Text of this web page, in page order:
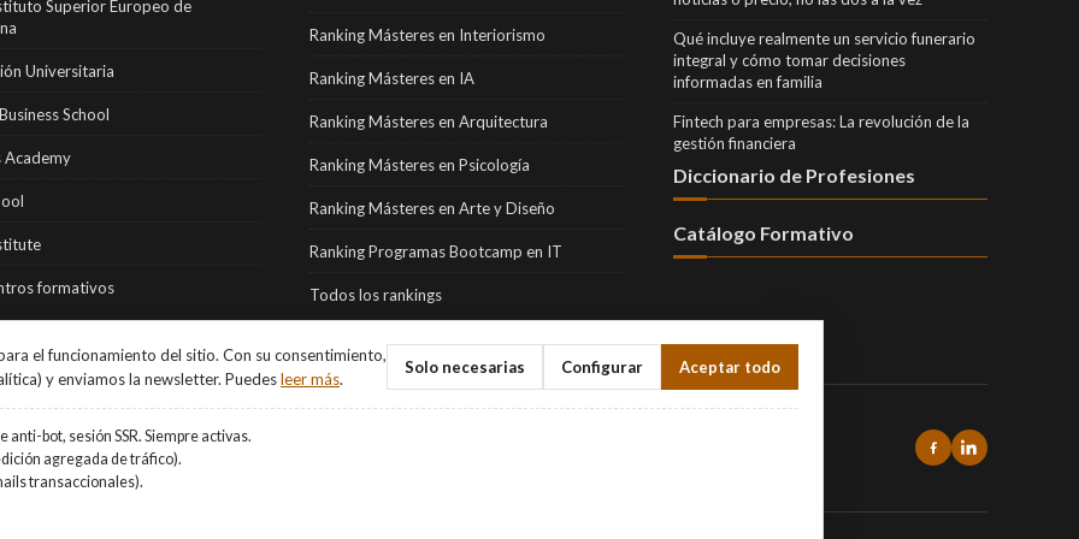
Superior Europeo de
Universitaria
School
Academy
formativos
Ranking Másteres en Interiorismo
Ranking Másteres en IA
Ranking Másteres en Arquitectura
Ranking Másteres en Psicología
Ranking Másteres en Arte y Diseño
Ranking Programas Bootcamp en IT
Todos los rankings
Qué incluye realmente un servicio funerario
integral y cómo tomar decisiones
informadas en familia
Fintech para empresas: La revolución de la
gestión financiera
Diccionario de Profesiones
Catálogo Formativo
el funcionamiento del sitio. Con su consentimiento,
y enviamos la newsletter. Puedesleer más.
Solo necesarias Configurar Aceptar todo
bot, sesión SSR. Siempre activas.
agregada de tráfico).
transaccionales).